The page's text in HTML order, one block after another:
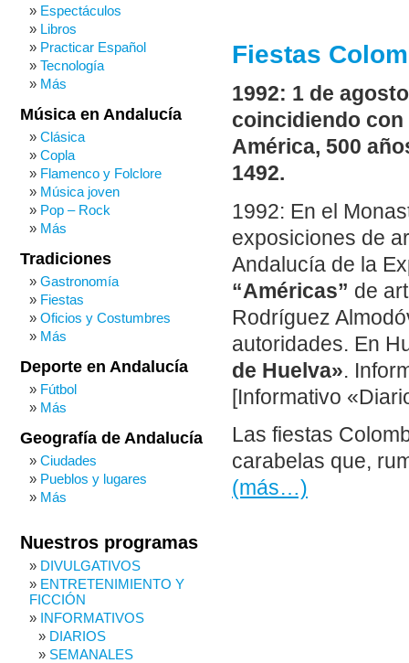
Fiestas
1992: 1 de
coincidiendo con
América, 500
1492.
1992: En el
exposiciones de
Andalucía de la
“Américas” de
Rodríguez
autoridades. En
de Huelva».
[Informativo
Las fiestas
carabelas que,
(más…)
Espectáculos
Libros
Practicar Español
Tecnología
Más
Música en Andalucía
Clásica
Copla
Flamenco y Folclore
Música joven
Pop – Rock
Más
Tradiciones
Gastronomía
Fiestas
Oficios y Costumbres
Más
Deporte en Andalucía
Fútbol
Más
Geografía de Andalucía
Ciudades
Pueblos y lugares
Más
Nuestros programas
DIVULGATIVOS
ENTRETENIMIENTO Y
FICCIÓN
INFORMATIVOS
DIARIOS
SEMANALES